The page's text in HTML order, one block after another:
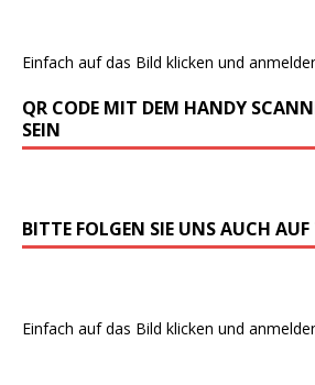
Einfach auf das Bild klicken und
QR CODE MIT DEM HANDY
SEIN
BITTE FOLGEN SIE UNS AUCH
Einfach auf das Bild klicken und